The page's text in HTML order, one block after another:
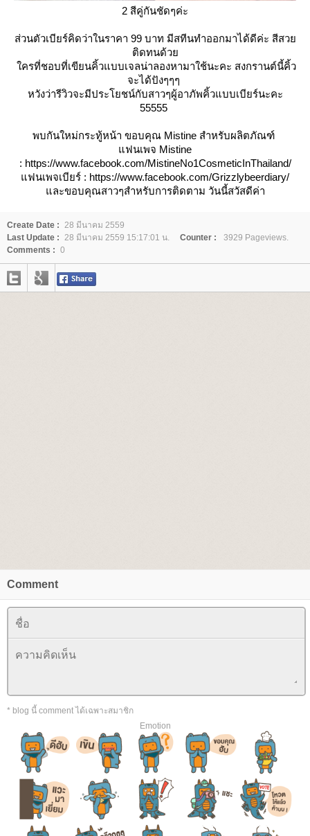
2 สีคู่กันชัดๆค่ะ
ส่วนตัวเบียร์คิดว่าในราคา 99 บาท มีสทีนทำออกมาได้ดีค่ะ สีสว
ติดทนด้ว
ครที่ชอบที่เขียนคิ้วแบบเจลน่าลองหามาใช้นะคะ สงกรานต์นี้คิ้ว
จะได้ปังๆๆๆ
หวังว่ารีวิวจะมีประโยชน์กับสาวๆผู้อาภัพคิ้วแบบเบียร์นะคะ
55555
พบกันใหม่กระทู้หน้า ขอบคุณ Mistine สำหรับผลิตภัณฑ์
ฟนเพจ Mistine
: https://www.facebook.com/MistineNo1CosmeticInThailand/
ฟนเพจเบียร์ : https://www.facebook.com/Grizzlybeerdiary/
ละขอบคุณสาวๆสำหรับการติดตาม วันนี้สวัสดีค่า
Create Date : 28 มีนาคม 2559
Last Update : 28 มีนาคม 2559 15:17:01 น. Counter :
3929 Pageviews.
Comments : 0
Comment
* blog นี้ comment ได้เฉพาะสมาชิก
Emotion